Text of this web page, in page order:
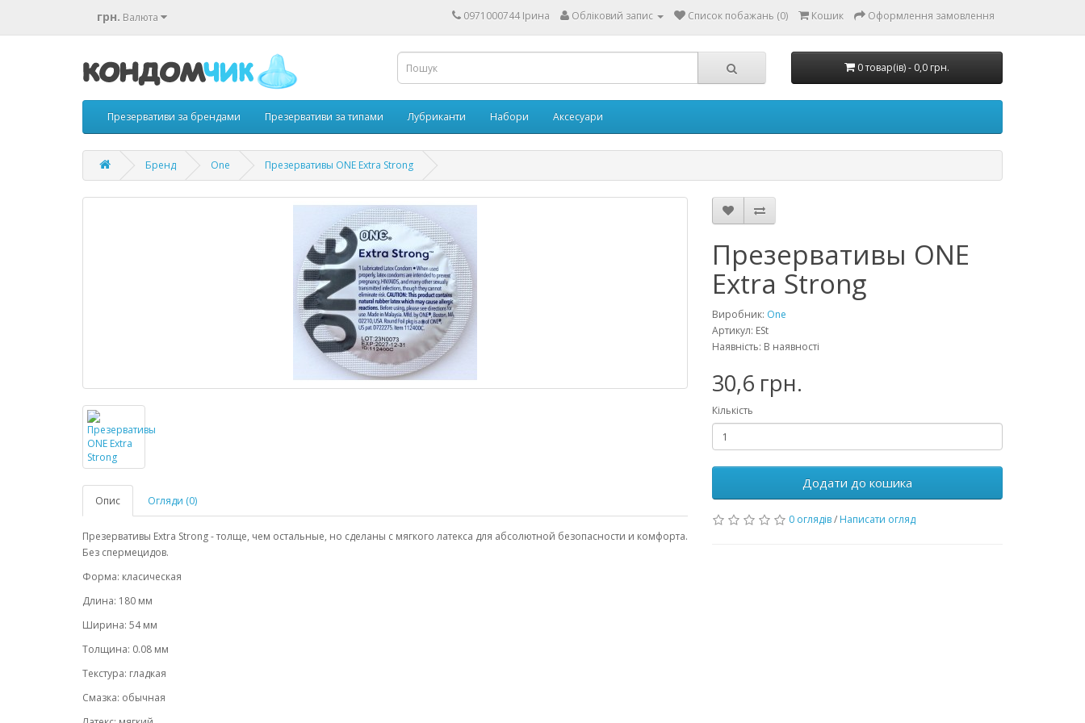
грн. Валюта 0971000744 Ірина Обліковий запис Список побажань (0) Кошик Оформлення замовлення
0 товар(ів) - 0,0 грн.
Презервативи за брендами Презервативи за типами Лубриканти Набори Аксесуари
Бренд One Презервативы ONE Extra Strong
Опис Огляди (0)
Презервативы Extra Strong - толще, чем остальные, но сделаны с мягкого латекса для абсолютной безопасности и комфорта.
Без спермецидов.
Форма: класическая
Длина: 180 мм
Ширина: 54 мм
Толщина: 0.08 мм
Текстура: гладкая
Смазка: обычная
Презервативы ONE
Extra Strong
Виробник: One
Артикул: ESt
Наявність: В наявності
30,6 грн.
Кількість
Додати до кошика
0 оглядів/ Написати огляд